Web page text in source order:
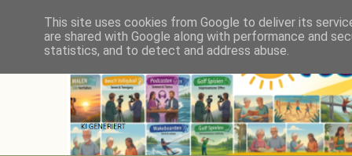
This site uses cookies from Google to deliver its
are shared with Google along with performance and
statistics, and to detect and address abuse.